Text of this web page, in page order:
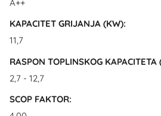
A++
KAPACITET GRIJANJA (KW):
11,7
RASPON TOPLINSKOG
2,7 - 12,7
SCOP FAKTOR: